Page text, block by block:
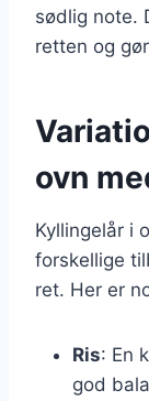
sødlig note.
retten og
ovn
Kyllingelår i
forskellige
ret. Her er
Ris: En
god